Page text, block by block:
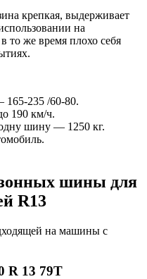
крепкая, выдерживает
на
то же время плохо себя
235 /60-80.
190 км/ч.
шину — 1250 кг.
шины для
R13
на машины с
R 13 79T